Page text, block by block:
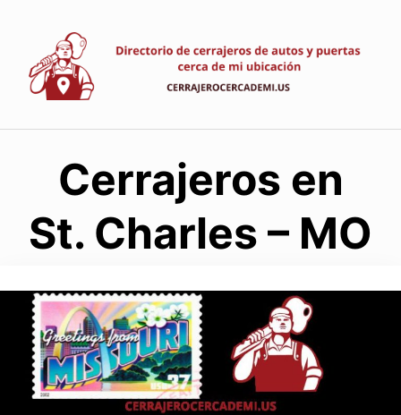
contenido
Cerrajeros en
St. Charles – MO